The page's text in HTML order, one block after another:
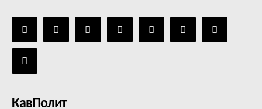
КавПолит